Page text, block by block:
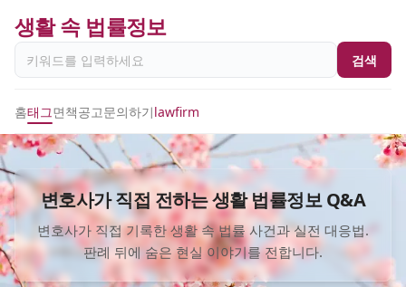
생활 속 법률정보
검색
홈태그면책공고문의하기lawfirm
변호사가 직접 전하는 생활 법률정보 Q&A
변호사가 직접 기록한 생활 속 법률 사건과 실전 대응법.
판례 뒤에 숨은 현실 이야기를 전합니다.